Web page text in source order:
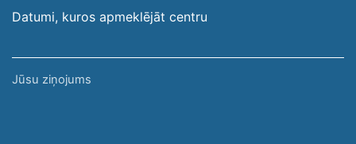
Datumi, kuros apmeklējāt centru
Jūsu